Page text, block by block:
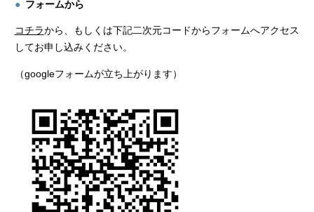
フォームから
コチラから、もしくは下記二次元コードからフォームへアクセス
してお申し込みください。
（googleフォームが立ち上がります）